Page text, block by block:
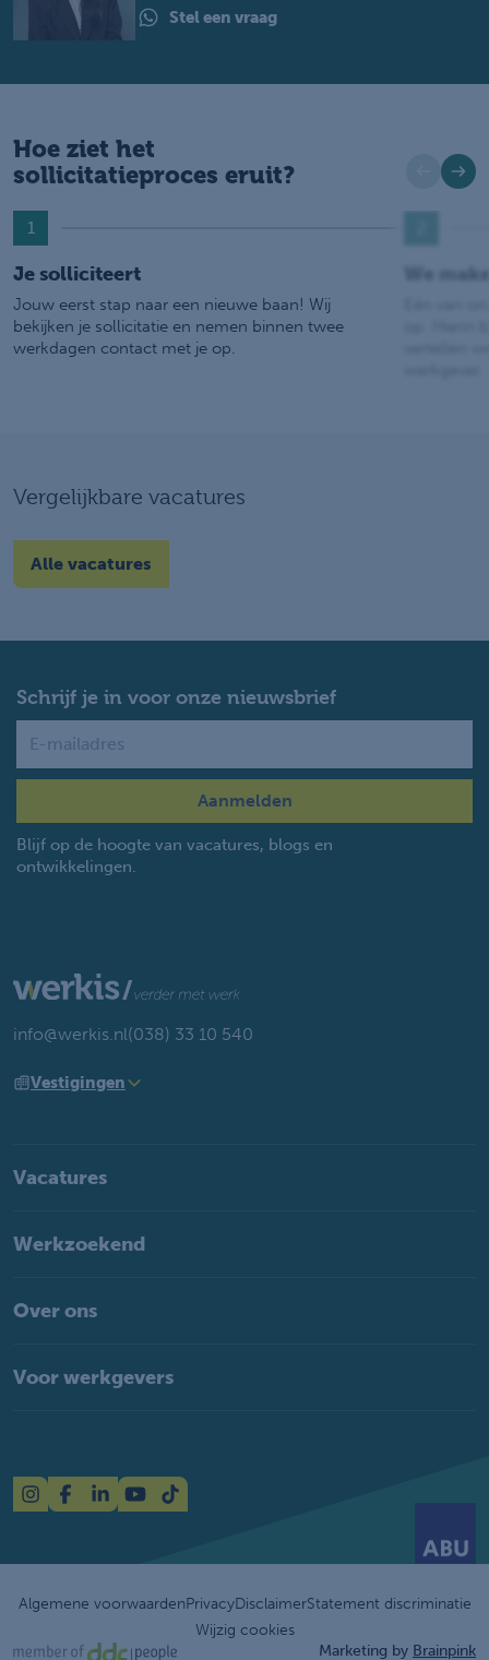
Stel een vraag
Hoe ziet het
sollicitatieproces eruit?
1
Je solliciteert
Jouw eerst stap naar een nieuwe baan! Wij
bekijken je sollicitatie en nemen binnen twee
werkdagen contact met je op.
We
Vergelijkbare vacatures
Alle vacatures
Schrijf je in voor onze nieuwsbrief
Blijf op de hoogte van vacatures, blogs en
ontwikkelingen.
info@werkis.nl(038) 33 10 540
Vestigingen
Vacatures
Werkzoekend
Over ons
Voor werkgevers
Marketing by Brainpink
Algemene voorwaardenPrivacyDisclaimerStatement discriminatie
Wijzig cookies